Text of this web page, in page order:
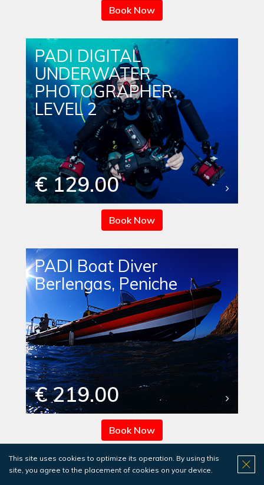
Book Now
PADI DIGITAL
UNDERWATER
PHOTOGRAPHER
LEVEL 2
€ 129.00
Book Now
PADI Boat Diver
Berlengas, Peniche
€ 219.00
Book Now
Cours de Naturaliste
This site uses cookies to optimize its operation. By using this
site, you agree to the placement of cookies on your device.